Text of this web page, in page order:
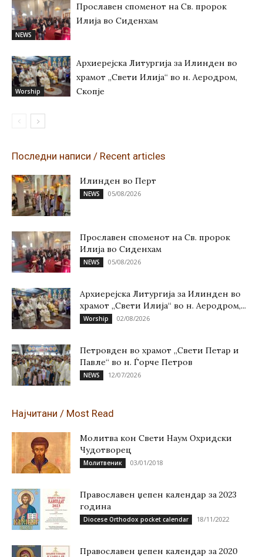
NEWS
Прославен споменот на Св. пророк
Илија во Сиденхам
Worship
Архиерејска Литургија за Илинден во
храмот „Свети Илија“ во н. Аеродром,
Скопје
Последни написи / Recent articles
Илинден во Перт
NEWS 05/08/2026
Прославен споменот на Св. пророк
Илија во Сиденхам
NEWS 05/08/2026
Архиерејска Литургија за Илинден во
храмот „Свети Илија“ во н. Аеродром,...
Worship 02/08/2026
Петровден во храмот „Свети Петар и
Павле“ во н. Ѓорче Петров
NEWS 12/07/2026
Најчитани / Most Read
Молитва кон Свети Наум Охридски
Чудотворец
Молитвеник 03/01/2018
Православен џепен календар за 2023
година
Diocese Orthodox pocket calendar 18/11/2022
Православен џепен календар за 2020